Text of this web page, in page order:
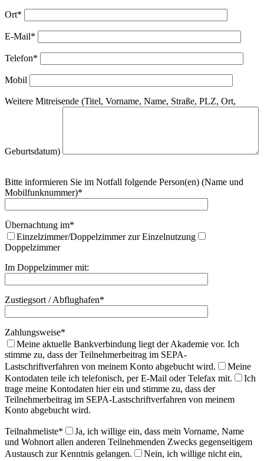
Ort*
E-Mail*
Telefon*
Mobil
Weitere Mitreisende (Titel, Vorname, Name, Straße, PLZ, Ort,
Geburtsdatum)
Bitte informieren Sie im Notfall folgende Person(en) (Name und
Mobilfunknummer)*
Übernachtung im*
Einzelzimmer/Doppelzimmer zur Einzelnutzung
Doppelzimmer
Im Doppelzimmer mit:
Zustiegsort / Abflughafen*
Zahlungsweise*
Meine aktuelle Bankverbindung liegt der Akademie vor. Ich
stimme zu, dass der Teilnehmerbeitrag im SEPA-
Lastschriftverfahren von meinem Konto abgebucht wird.
Meine
Kontodaten teile ich telefonisch, per E-Mail oder Telefax mit.
Ich
trage meine Kontodaten hier ein und stimme zu, dass der
Teilnehmerbeitrag im SEPA-Lastschriftverfahren von meinem
Konto abgebucht wird.
Teilnahmeliste*
Ja, ich willige ein, dass mein Vorname, Name
und Wohnort allen anderen Teilnehmenden Zwecks gegenseitigem
Austausch zur Kenntnis gelangen.
Nein, ich willige nicht ein,